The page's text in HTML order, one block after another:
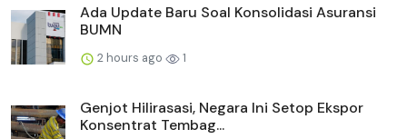
Ada Update Baru Soal Konsolidasi Asuransi
BUMN
2 hours ago 1
Genjot Hilirasasi, Negara Ini Setop Ekspor
Konsentrat Tembag...